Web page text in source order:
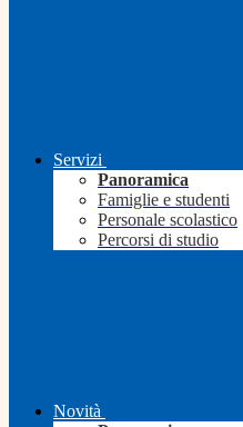
Servizi
Panoramica
Famiglie e studenti
Personale scolastico
Percorsi di studio
Novità